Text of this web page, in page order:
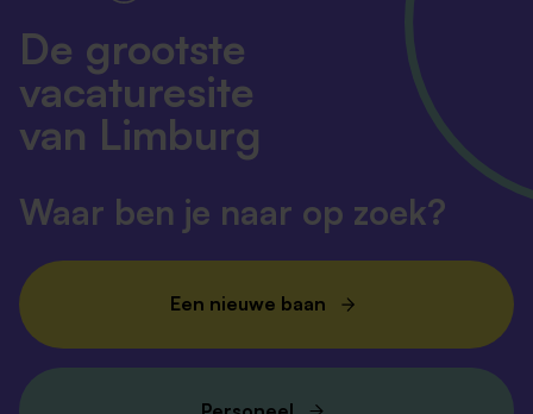
De grootste
vacaturesite
van Limburg
Waar ben je naar op zoek?
Een nieuwe baan